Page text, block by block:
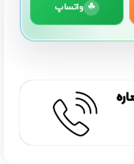
☘ واتساپ